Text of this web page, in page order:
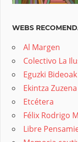
WEBS
Al Margen
Colectivo La
Eguzki Bideoak
Ekintza Zuzena
Etcétera
Félix Rodrigo
Libre